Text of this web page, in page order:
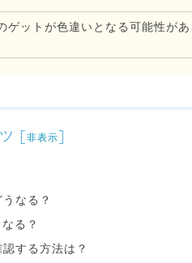
ゲットが色違いとなる可能性があ
[非表示]
なる？
る？
する方法は？